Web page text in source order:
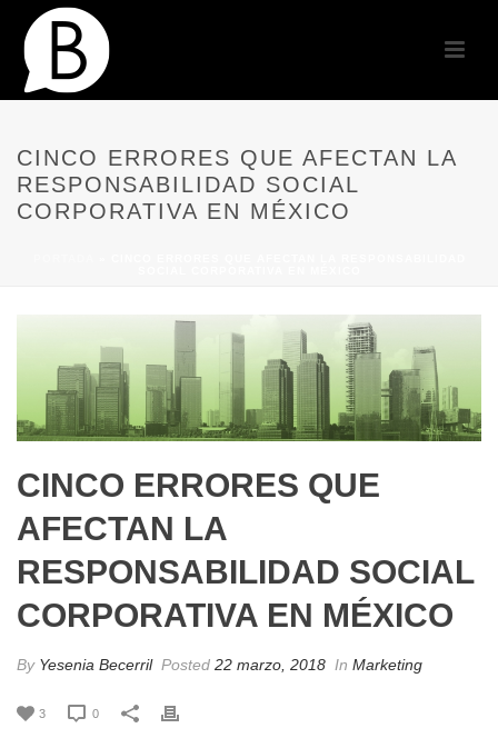
CINCO ERRORES QUE AFECTAN LA
RESPONSABILIDAD SOCIAL
CORPORATIVA EN MÉXICO
CINCO ERRORES QUE
AFECTAN LA
RESPONSABILIDAD SOCIAL
CORPORATIVA EN MÉXICO
By Yesenia Becerril Posted 22 marzo, 2018 In Marketing
3 0